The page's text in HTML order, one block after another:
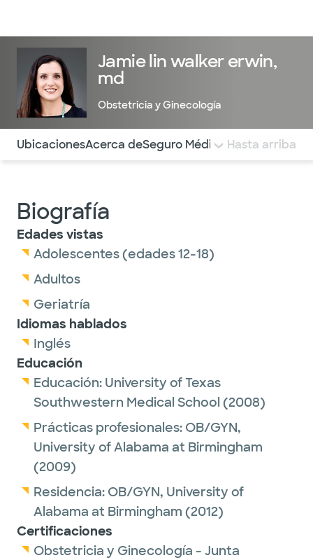
Jamie lin walker erwin,
md
Obstetricia y Ginecología
Utilice esta navegación para saltar rápidamente a
UbicacionesAcerca deSeguro Médico COMENTARIOS
Hasta arriba
Biografía
Edades vistas
Adolescentes (edades 12-18)
Adultos
Geriatría
Idiomas hablados
Inglés
Educación
Educación: University of Texas
Southwestern Medical School (2008)
Prácticas profesionales: OB/GYN,
University of Alabama at Birmingham
(2009)
Residencia: OB/GYN, University of
Alabama at Birmingham (2012)
Certificaciones
Obstetricia y Ginecología - Junta